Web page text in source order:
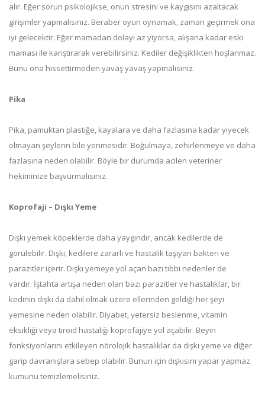
alır. Eğer sorun psikolojikse, onun stresini ve kaygısını azaltacak
girişimler yapmalısınız. Beraber oyun oynamak, zaman geçirmek ona
iyi gelecektir. Eğer mamadan dolayı az yiyorsa, alışana kadar eski
maması ile karıştırarak verebilirsiniz. Kediler değişiklikten hoşlanmaz.
Bunu ona hissettirmeden yavaş yavaş yapmalısınız.
Pika
Pika, pamuktan plastiğe, kayalara ve daha fazlasına kadar yiyecek
olmayan şeylerin bile yenmesidir. Boğulmaya, zehirlenmeye ve daha
fazlasına neden olabilir. Böyle bir durumda acilen veteriner
hekiminize başvurmalısınız.
Koprofaji – Dışkı Yeme
Dışkı yemek köpeklerde daha yaygındır, ancak kedilerde de
görülebilir. Dışkı, kedilere zararlı ve hastalık taşıyan bakteri ve
parazitler içerir. Dışkı yemeye yol açan bazı tıbbi nedenler de
vardır. İştahta artışa neden olan bazı parazitler ve hastalıklar, bir
kedinin dışkı da dahil olmak üzere ellerinden geldiği her şeyi
yemesine neden olabilir. Diyabet, yetersiz beslenme, vitamin
eksikliği veya tiroid hastalığı koprofajiye yol açabilir. Beyin
fonksiyonlarını etkileyen nörolojik hastalıklar da dışkı yeme ve diğer
garip davranışlara sebep olabilir. Bunun için dışkısını yapar yapmaz
kumunu temizlemelisiniz.